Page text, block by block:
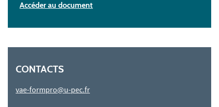
Accéder au document
CONTACTS
vae-formpro@u-pec.fr